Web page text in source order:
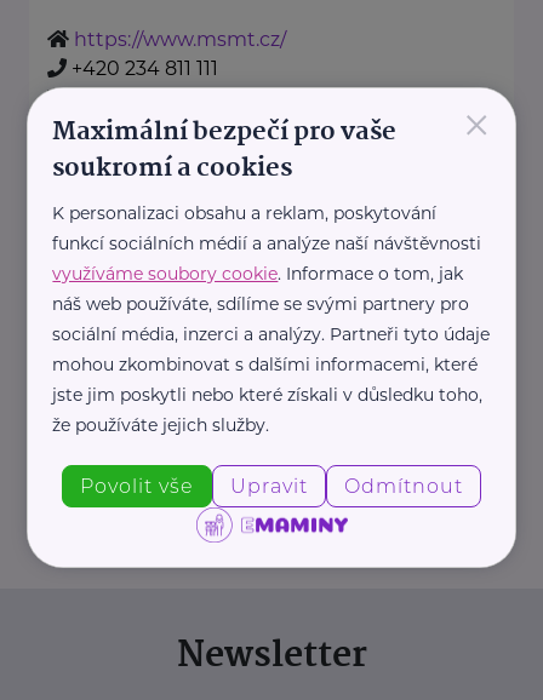
https://www.msmt.cz/
+420 234 811 111
Nadační fond Spolu s odvahou
Žižkova 403 Mladá Boleslav
Nadační fond Spolu s odvahou
je nezisková organizace, jejímž
posláním je podporovat duševní
zdraví dětí ...
https://spolusodvahou.org/cz/
info@spolusodvahou.cz
Newsletter
×
Maximální bezpečí pro vaše
soukromí a cookies
K personalizaci obsahu a reklam, poskytování
funkcí sociálních médií a analýze naší návštěvnosti
využíváme soubory cookie. Informace o tom, jak
náš web používáte, sdílíme se svými partnery pro
sociální média, inzerci a analýzy. Partneři tyto údaje
mohou zkombinovat s dalšími informacemi, které
jste jim poskytli nebo které získali v důsledku toho,
že používáte jejich služby.
Povolit vše Upravit Odmítnout